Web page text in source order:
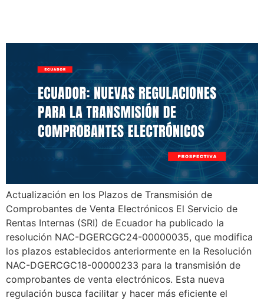
Actualización en los Plazos de Transmisión de
Comprobantes de Venta Electrónicos El Servicio de
Rentas Internas (SRI) de Ecuador ha publicado la
resolución NAC-DGERCGC24-00000035, que modifica
los plazos establecidos anteriormente en la Resolución
NAC-DGERCGC18-00000233 para la transmisión de
comprobantes de venta electrónicos. Esta nueva
regulación busca facilitar y hacer más eficiente el